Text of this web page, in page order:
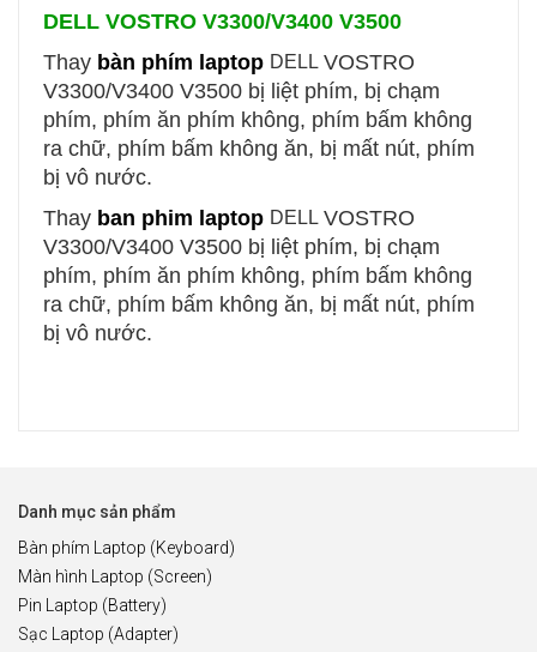
DELL VOSTRO V3300/V3400 V3500
Thay bàn phím laptop DELL VOSTRO
V3300/V3400 V3500 bị liệt phím, bị chạm
phím, phím ăn phím không, phím bấm không
ra chữ, phím bấm không ăn, bị mất nút, phím
bị vô nước.
Thay ban phim laptop DELL VOSTRO
V3300/V3400 V3500 bị liệt phím, bị chạm
phím, phím ăn phím không, phím bấm không
ra chữ, phím bấm không ăn, bị mất nút, phím
bị vô nước.
Danh mục sản phẩm
Bàn phím Laptop (Keyboard)
Màn hình Laptop (Screen)
Pin Laptop (Battery)
Sạc Laptop (Adapter)